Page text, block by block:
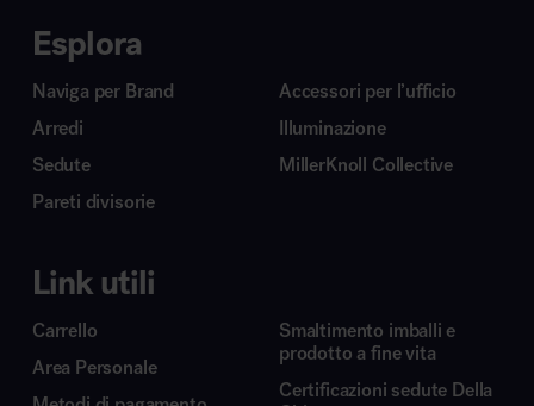
Esplora
Naviga per Brand
Arredi
Sedute
Pareti divisorie
Accessori per l’ufficio
Illuminazione
MillerKnoll Collective
Link utili
Carrello
Area Personale
Smaltimento imballi e
prodotto a fine vita
Certificazioni sedute Della